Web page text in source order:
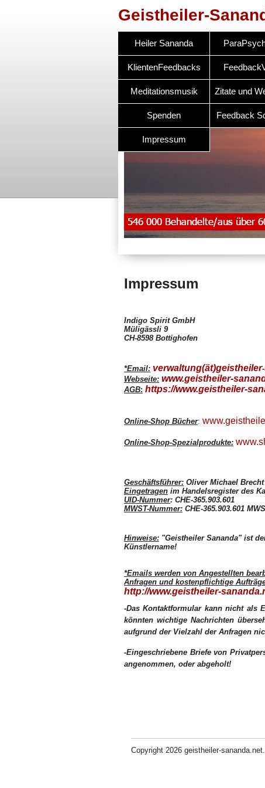
Geistheiler-
Heiler Sananda
KlientenFeedbacks
Meditationsmusik Zitate und
Spenden Feedback
Impressum
Impressum
Indigo Spirit GmbH
Müligässli 9
CH-8598 Bottighofen
*Email: verwaltung(ät)geistheiler-
Webseite: www.geistheiler-
AGB: https://www.geistheiler-
Online-Shop Bücher:
Online-Shop-Spezialprodukte:
Geschäftsführer: Oliver Michael Brecht
Eingetragen im Handelsregister des
UID-Nummer: CHE-365.903.601
MWST-Nummer: CHE-365.903.601
Hinweise: "Geistheiler Sananda" ist
Künstlername!
*Emails werden von Angestellten
Anfragen und kostenpflichtige
http://www.geistheiler-
-Das Kontaktformular kann nicht als
könnten wichtige Nachrichten
aufgrund der Vielzahl der Anfragen
-Eingeschriebene Briefe von
angenommen, oder abgeholt!
Copyright 2026 geistheiler-